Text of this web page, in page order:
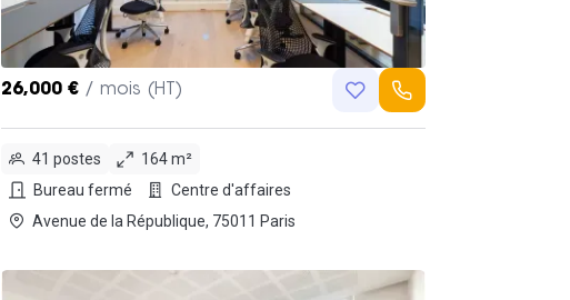
26,000 € / mois (HT)
41 postes
164 m²
Bureau fermé
Centre d'affaires
Avenue de la République, 75011 Paris